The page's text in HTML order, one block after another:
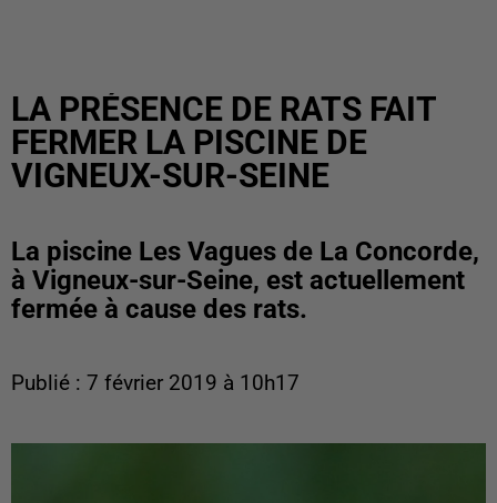
LA PRÉSENCE DE RATS FAIT
FERMER LA PISCINE DE
VIGNEUX-SUR-SEINE
La piscine Les Vagues de La Concorde,
à Vigneux-sur-Seine, est actuellement
fermée à cause des rats.
Publié : 7 février 2019 à 10h17